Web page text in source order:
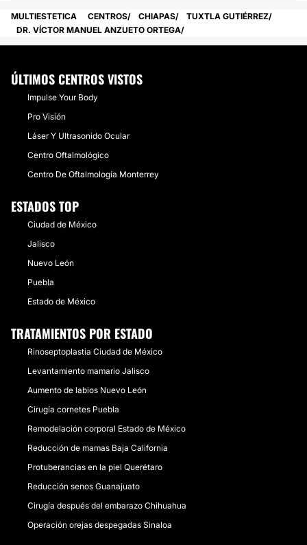
MULTIESTETICA CENTROS CHIAPAS
TUXTLA GUTIÉRREZ
DR. VÍCTOR MANUEL ANZUETO ORTEGA
ÚLTIMOS CENTROS VISTOS
Impulse Your Body
Pro Visión
Láser Y Ultrasonido Ocular
Centro Oftalmológico
Centro De Oftalmología Monterrey
ESTADOS TOP
Ciudad de México
Jalisco
Nuevo León
Puebla
Estado de México
TRATAMIENTOS POR ESTADO
Rinoseptoplastia Ciudad de México
Levantamiento mamario Jalisco
Aumento de labios Nuevo León
Cirugía cornetes Puebla
Remodelación corporal Estado de México
Reducción de mamas Baja California
Protuberancias en la piel Querétaro
Reducción senos Guanajuato
Cirugía después del embarazo Chihuahua
Operación orejas despegadas Sinaloa